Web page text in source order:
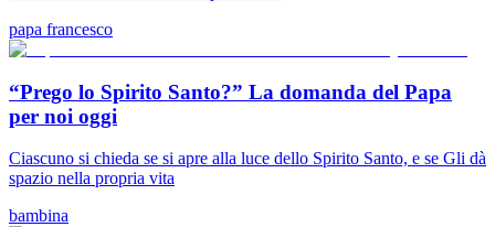
papa francesco
“Prego lo Spirito Santo?” La domanda del Papa
per noi oggi
Ciascuno si chieda se si apre alla luce dello Spirito Santo, e se Gli dà
spazio nella propria vita
bambina